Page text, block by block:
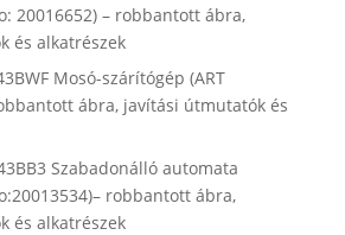
20016652) – robbantott ábra,
és alkatrészek
Mosó-szárítógép (ART
ábra, javítási útmutatók és
Szabadonálló automata
robbantott ábra,
és alkatrészek